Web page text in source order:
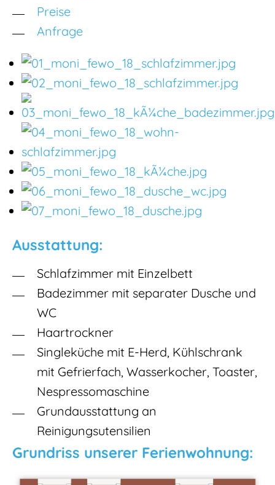
Preise
Anfrage
Ausstattung:
Schlafzimmer mit Einzelbett
Badezimmer mit separater Dusche und
WC
Haartrockner
Singleküche mit E-Herd, Kühlschrank
mit Gefrierfach, Wasserkocher, Toaster,
Nespressomaschine
Grundausstattung an
Reinigungsutensilien
Grundriss unserer Ferienwohnung: